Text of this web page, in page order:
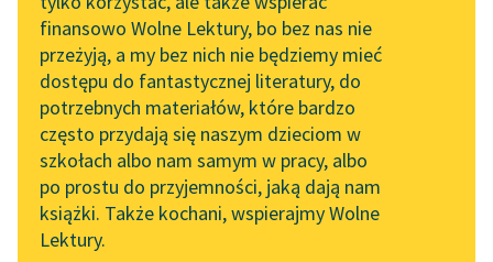
Zapraszamy na spotkanie
online z tłumaczkami
literatury skandynawskiej
Spotkanie z Katarzyną
Tunkiel w Oslo
102. lata temu zmarł
Joseph Conrad
API
OAI-PMH
Widget Wolnych Lektur
Przypisy
finansowo Wolne Lektury, bo bez nas nie
przeżyją, a my bez nich nie będziemy mieć
dostępu do fantastycznej literatury, do
potrzebnych materiałów, które bardzo
często przydają się naszym dzieciom w
szkołach albo nam samym w pracy, albo
po prostu do przyjemności, jaką dają nam
książki. Także kochani, wspierajmy Wolne
Lektury.
Prosper Mérimée
Carmen
tłum. Tadeusz Boy-Żeleński